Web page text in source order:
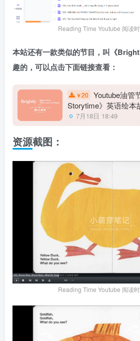
Reading Time Youtube 阅读
本站还有一款类似的节目，叫《
趣的，可以点击下面链接查看：
￥20
Youtube油管
Storytime》英语绘本
岁，1080P高清视频
网盘下载
7月18日 18:49
资源截图：
Reading Time Youtube 阅读